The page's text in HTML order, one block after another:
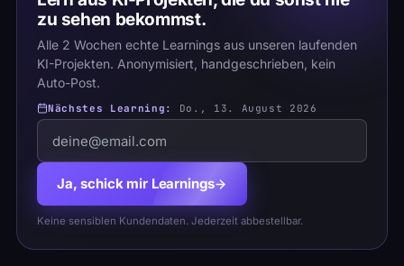
zu sehen bekommst.
Alle 2 Wochen echte Learnings aus unseren laufenden
KI-Projekten. Anonymisiert, handgeschrieben, kein
Auto-Post.
Nächstes Learning: Do., 13. August 2026
Ja, schick mir Learnings
Keine sensiblen Kundendaten. Jederzeit abbestellbar.